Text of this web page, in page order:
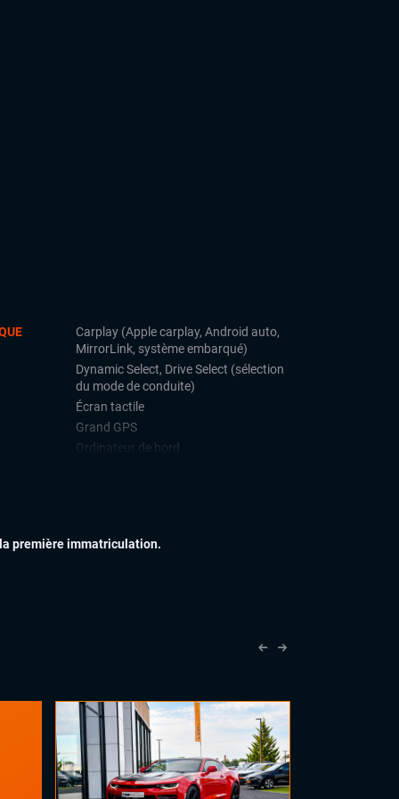
Carplay (Apple carplay, Android auto,
MirrorLink, système embarqué)
Dynamic Select, Drive Select (sélection
du mode de conduite)
Écran tactile
Grand GPS
Ordinateur de bord
Feux full LED
Rétroviseurs électriques
Vitres électriques
première immatriculation.